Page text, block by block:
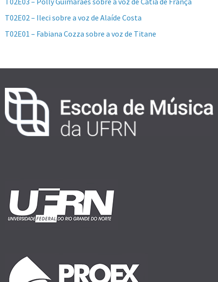
T02E02 – Ileci sobre a voz de Alaíde Costa
T02E01 – Fabiana Cozza sobre a voz de Titane